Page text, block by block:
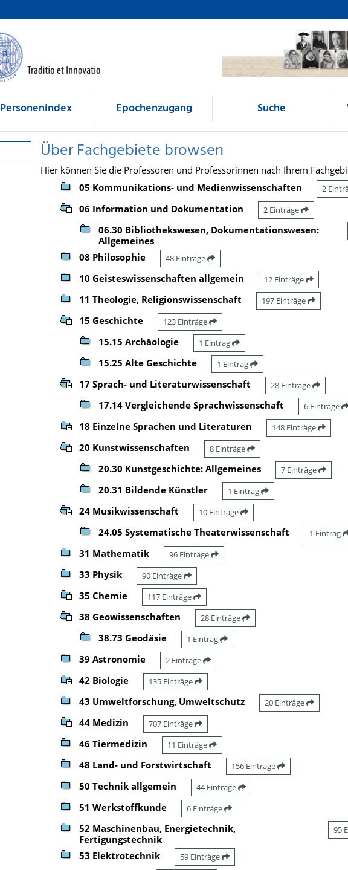
Personenindex Epochenzugang Suche
Über Fachgebiete browsen
Hier können Sie die Professoren und Professorinnen nach Ihrem
05 Kommunikations- und Medienwissenschaften
2
06 Information und Dokumentation 2 Einträge
06.30 Bibliothekswesen, Dokumentationswesen:
Allgemeines
08 Philosophie 48 Einträge
10 Geisteswissenschaften allgemein 12 Einträge
11 Theologie, Religionswissenschaft 197 Einträge
15 Geschichte 123 Einträge
15.15 Archäologie 1 Eintrag
15.25 Alte Geschichte 1 Eintrag
17 Sprach- und Literaturwissenschaft 28 Einträge
17.14 Vergleichende Sprachwissenschaft 6 Einträge
18 Einzelne Sprachen und Literaturen 148 Einträge
20 Kunstwissenschaften 8 Einträge
20.30 Kunstgeschichte: Allgemeines 7 Einträge
20.31 Bildende Künstler 1 Eintrag
24 Musikwissenschaft 10 Einträge
24.05 Systematische Theaterwissenschaft 1 Eintrag
31 Mathematik 96 Einträge
33 Physik 90 Einträge
35 Chemie 117 Einträge
38 Geowissenschaften 28 Einträge
38.73 Geodäsie 1 Eintrag
39 Astronomie 2 Einträge
42 Biologie 135 Einträge
43 Umweltforschung, Umweltschutz 20 Einträge
44 Medizin 707 Einträge
46 Tiermedizin 11 Einträge
48 Land- und Forstwirtschaft 156 Einträge
50 Technik allgemein 44 Einträge
51 Werkstoffkunde 6 Einträge
52 Maschinenbau, Energietechnik,
Fertigungstechnik
95
53 Elektrotechnik 59 Einträge